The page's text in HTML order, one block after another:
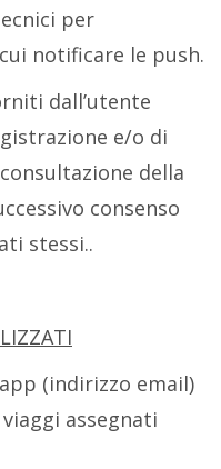
per
notificare le push.
dall’utente
e/o di
della
consenso
stessi..
(indirizzo email)
assegnati